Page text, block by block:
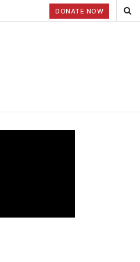
DONATE NOW